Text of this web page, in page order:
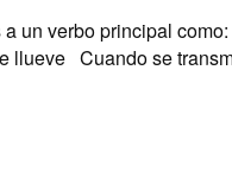
verbo principal como:
Cuando se